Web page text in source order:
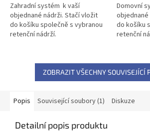
Zahradní systém k vaší
objednané nádrži. Stačí vložit
do košíku společně s vybranou
retenční nádrží.
Domovní
do košíku
retenční
ZOBRAZIT VŠECHNY SOUVISEJÍCÍ
Popis Související soubory (1) Diskuze
Detailní popis produktu